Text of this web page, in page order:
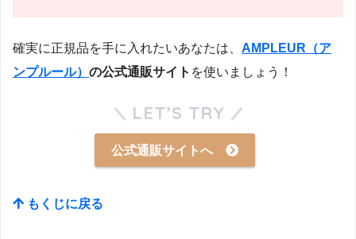
確実に正規品を手に入れたいあなたは、 AMPLEUR（ア
ンプルール） の公式通販サイト を使いましょう！
LET’S TRY
公式通販サイトへ
もくじに戻る